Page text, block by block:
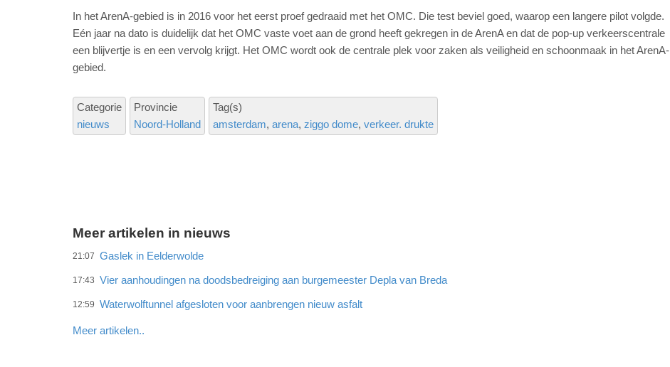
In het ArenA-gebied is in 2016 voor het eerst proef gedraaid met het OMC. Die test beviel goed, waarop een langere pilot volgde.
Eén jaar na dato is duidelijk dat het OMC vaste voet aan de grond heeft gekregen in de ArenA en dat de pop-up verkeerscentrale
een blijvertje is en een vervolg krijgt. Het OMC wordt ook de centrale plek voor zaken als veiligheid en schoonmaak in het ArenA-
gebied.
Categorie
nieuws
Provincie
Noord-Holland
Tag(s)
amsterdam arena ziggo dome verkeer. drukte
Meer artikelen in nieuws
21:07 Gaslek in Eelderwolde
17:43 Vier aanhoudingen na doodsbedreiging aan burgemeester Depla van Breda
12:59 Waterwolftunnel afgesloten voor aanbrengen nieuw asfalt
Meer artikelen..